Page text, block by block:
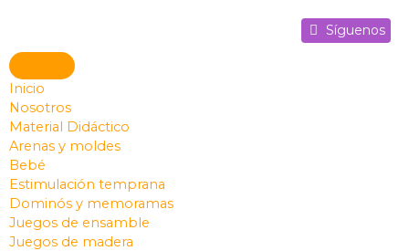
Síguenos
Inicio
Nosotros
Material Didáctico
Arenas y moldes
Bebé
Estimulación temprana
Dominós y memoramas
Juegos de ensamble
Juegos de madera